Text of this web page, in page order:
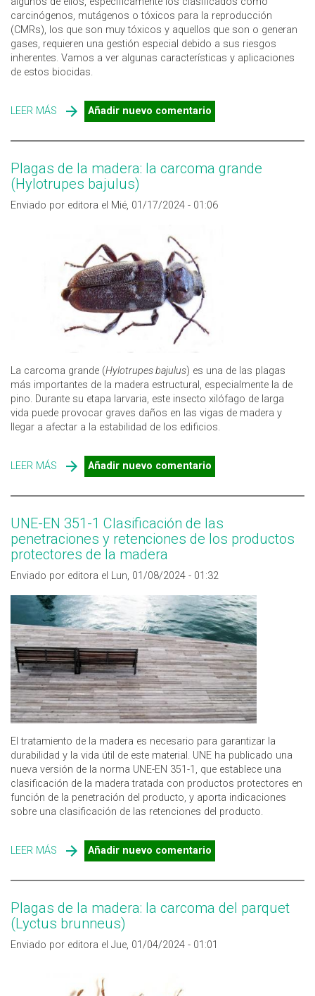
carcinógenos, mutágenos o tóxicos para la reproducción
(CMRs), los que son muy tóxicos y aquellos que son o generan
gases, requieren una gestión especial debido a sus riesgos
inherentes. Vamos a ver algunas características y aplicaciones
de estos biocidas.
LEER MÁS SOBRE BIOCIDAS CLASIFICADOS COMO MUY TÓXICOS O
CMRS, ¿EN QUÉ CASOS SE UTILIZAN?
Añadir nuevo comentario
Plagas de la madera: la carcoma grande
(Hylotrupes bajulus)
Enviado por editora el Mié, 01/17/2024 - 01:06
La carcoma grande (Hylotrupes bajulus) es una de las plagas
más importantes de la madera estructural, especialmente la de
pino. Durante su etapa larvaria, este insecto xilófago de larga
vida puede provocar graves daños en las vigas de madera y
llegar a afectar a la estabilidad de los edificios.
LEER MÁS SOBRE PLAGAS DE LA MADERA: LA CARCOMA GRANDE
(HYLOTRUPES BAJULUS)
Añadir nuevo comentario
UNE-EN 351-1 Clasificación de las
penetraciones y retenciones de los productos
protectores de la madera
Enviado por editora el Lun, 01/08/2024 - 01:32
El tratamiento de la madera es necesario para garantizar la
durabilidad y la vida útil de este material. UNE ha publicado una
nueva versión de la norma UNE-EN 351-1, que establece una
clasificación de la madera tratada con productos protectores en
función de la penetración del producto, y aporta indicaciones
sobre una clasificación de las retenciones del producto.
LEER MÁS SOBRE UNE-EN 351-1 CLASIFICACIÓN DE LAS
PENETRACIONES Y RETENCIONES DE LOS PRODUCTOS
PROTECTORES DE LA MADERA
Añadir nuevo comentario
Plagas de la madera: la carcoma del parquet
(Lyctus brunneus)
Enviado por editora el Jue, 01/04/2024 - 01:01